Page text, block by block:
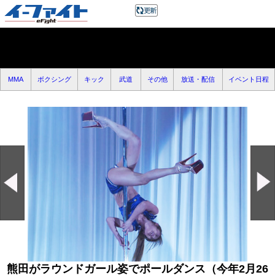
MMA ボクシング キック 武道 その他 放送・配信 イベント日程
熊田がラウンドガール姿でポールダンス（今年2月26